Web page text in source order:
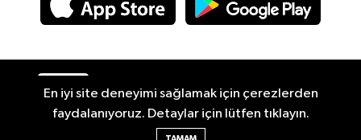
RSS Copyright © 2026. Her hakkı saklıdır.
Haber Yazılımı:
En iyi site deneyimi sağlamak için çerezlerden
faydalanıyoruz. Detaylar için lütfen tıklayın.